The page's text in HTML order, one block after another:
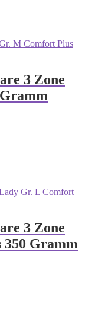
3 Zone
3 Zone
Gramm